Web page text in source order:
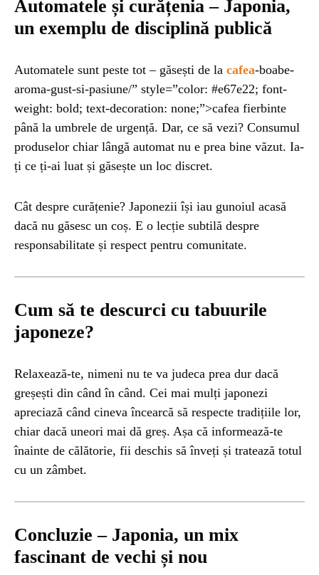
Automatele și curățenia – Japonia,
un exemplu de disciplină publică
Automatele sunt peste tot – găsești de la cafea-boabe-
aroma-gust-si-pasiune/” style=”color: #e67e22; font-
weight: bold; text-decoration: none;”>cafea fierbinte
până la umbrele de urgență. Dar, ce să vezi? Consumul
produselor chiar lângă automat nu e prea bine văzut. Ia-
ți ce ți-ai luat și găsește un loc discret.
Cât despre curățenie? Japonezii își iau gunoiul acasă
dacă nu găsesc un coș. E o lecție subtilă despre
responsabilitate și respect pentru comunitate.
Cum să te descurci cu tabuurile
japoneze?
Relaxează-te, nimeni nu te va judeca prea dur dacă
greșești din când în când. Cei mai mulți japonezi
apreciază când cineva încearcă să respecte tradițiile lor,
chiar dacă uneori mai dă greș. Așa că informează-te
înainte de călătorie, fii deschis să înveți și tratează totul
cu un zâmbet.
Concluzie – Japonia, un mix
fascinant de vechi și nou